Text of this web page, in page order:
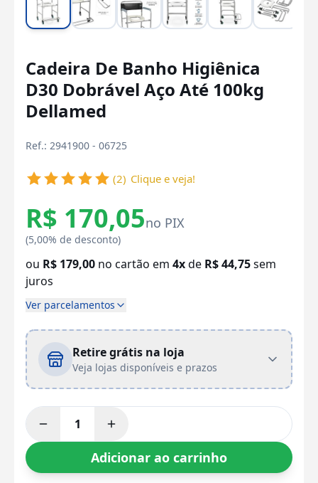
Cadeira De Banho Higiênica
D30 Dobrável Aço Até 100kg
Dellamed
Ref.: 2941900 - 06725
(2) Clique e veja!
R$ 170,05no PIX
(5,00% de desconto)
ou R$ 179,00 no cartão em 4xde R$ 44,75sem
juros
Ver parcelamentos
Retire grátis na loja
Veja lojas disponíveis e prazos
Adicionar ao carrinho